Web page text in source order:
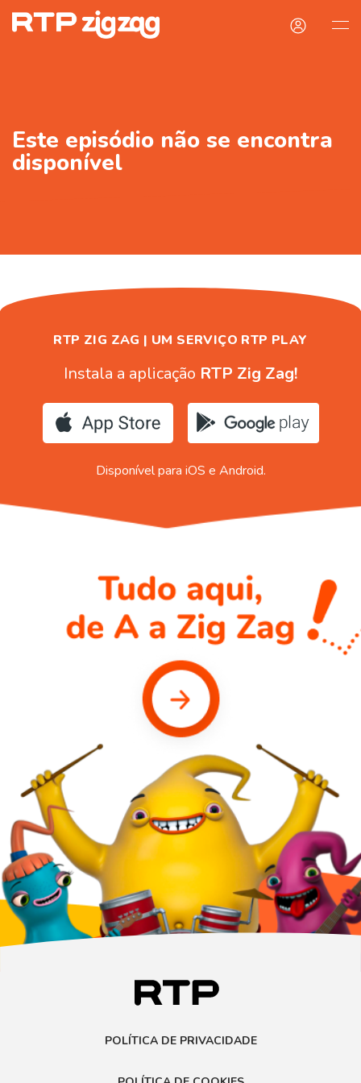
Este episódio não se encontra
disponível
RTP ZIG ZAG | UM SERVIÇO RTP PLAY
Instala a aplicação RTP Zig Zag!
Disponível para iOS e Android.
POLÍTICA DE PRIVACIDADE